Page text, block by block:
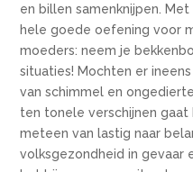
en billen samenknijpen.
hele goede oefening voor
moeders: neem je
situaties! Mochten er
van schimmel en
ten tonele verschijnen gaat
meteen van lastig naar
volksgezondheid in gevaar